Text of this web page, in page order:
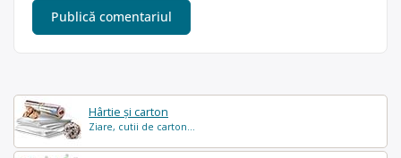
Hârtie și carton
Ziare, cutii de carton...